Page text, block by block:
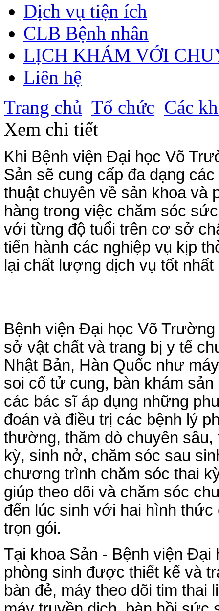
Dịch vụ tiện ích
CLB Bệnh nhân
LỊCH KHÁM VỚI
Liên hệ
Trang chủ Tổ chức Các
Xem chi tiết
Khi Bệnh viện Đại học Võ
Sản sẽ cung cấp đa dạng
thuật chuyên về sản khoa và
hàng trong việc chăm sóc
với từng độ tuổi trên cơ sở
tiến hành các nghiệp vụ kịp
lại chất lượng dịch vụ tốt
Bệnh viện Đại học Võ
sở vật chất và trang bị y tế
Nhật Bản, Hàn Quốc như
soi cổ tử cung, bàn khám
các bác sĩ áp dụng những
đoán và điều trị các bệnh lý
thường, thăm dò chuyên
kỳ, sinh nở, chăm sóc sau
chương trình chăm sóc thai
giúp theo dõi và chăm sóc
đến lúc sinh với hai hình
trọn gói.
Tại khoa Sản - Bệnh viện Đại
phòng sinh được thiết kế và
bàn đẻ, máy theo dõi tim thai